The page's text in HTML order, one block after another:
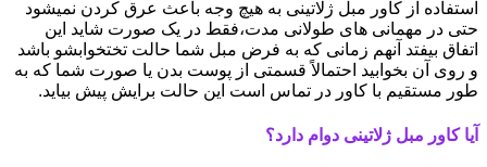
استفاده از کاور مبل ژلاتینی به هیچ وجه باعث عرق کردن نمیشود
حتی در مهمانی های طولانی مدت،فقط در یک صورت شاید این
اتفاق بیفتد آنهم زمانی که به فرض مبل شما حالت تختخوابشو باشد
و روی آن بخوابید احتمالاً قسمتی از پوست بدن یا صورت شما که به
طور مستقیم با کاور در تماس است این حالت برایش پیش بیاید.
آیا کاور مبل ژلاتینی دوام دارد؟